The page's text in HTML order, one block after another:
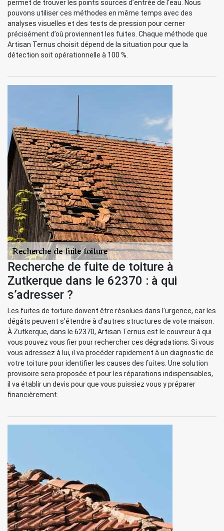
permet de trouver les points sources d’entrée de l’eau. Nous
pouvons utiliser ces méthodes en même temps avec des
analyses visuelles et des tests de pression pour cerner
précisément d’où proviennent les fuites. Chaque méthode que
Artisan Ternus choisit dépend de la situation pour que la
détection soit opérationnelle à 100 %.
Recherche de fuite de toiture à
Zutkerque dans le 62370 : à qui
s’adresser ?
Les fuites de toiture doivent être résolues dans l’urgence, car les
dégâts peuvent s’étendre à d’autres structures de vote maison.
À Zutkerque, dans le 62370, Artisan Ternus est le couvreur à qui
vous pouvez vous fier pour rechercher ces dégradations. Si vous
vous adressez à lui, il va procéder rapidement à un diagnostic de
votre toiture pour identifier les causes des fuites. Une solution
provisoire sera proposée et pour les réparations indispensables,
il va établir un devis pour que vous puissiez vous y préparer
financièrement.